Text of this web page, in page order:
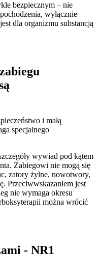
bezpiecznym – nie
wyłącznie
dla organizmu substancją
i małą
specjalnego
wywiad pod kątem
Zabiegowi nie mogą się
zatory żylne, nowotwory,
Przeciwwskazaniem jest
nie wymaga okresu
można wrócić
- NR1